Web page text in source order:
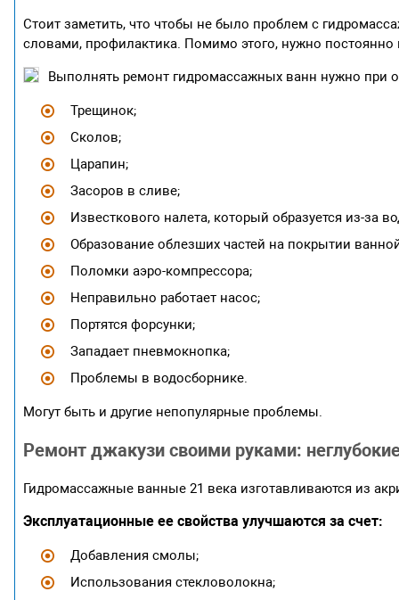
Стоит заметить, что чтобы не было проблем с
словами, профилактика. Помимо этого, нужно
Выполнять ремонт гидромассажных ванн нужно при
Трещинок;
Сколов;
Царапин;
Засоров в сливе;
Известкового налета, который образуется из-за
Образование облезших частей на покрытии
Поломки аэро-компрессора;
Неправильно работает насос;
Портятся форсунки;
Западает пневмокнопка;
Проблемы в водосборнике.
Могут быть и другие непопулярные проблемы.
Ремонт джакузи своими руками:
Гидромассажные ванные 21 века изготавливаются из
Эксплуатационные ее свойства улучшаются за счет:
Добавления смолы;
Использования стекловолокна;